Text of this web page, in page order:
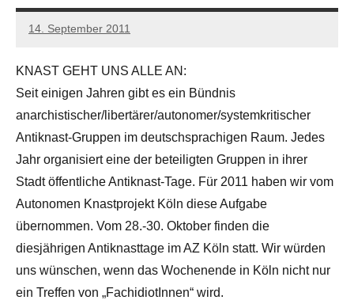
14. September 2011
admin
KNAST GEHT UNS ALLE AN:
Seit einigen Jahren gibt es ein Bündnis
anarchistischer/libertärer/autonomer/systemkritischer
Antiknast-Gruppen im deutschsprachigen Raum. Jedes
Jahr organisiert eine der beteiligten Gruppen in ihrer
Stadt öffentliche Antiknast-Tage. Für 2011 haben wir vom
Autonomen Knastprojekt Köln diese Aufgabe
übernommen. Vom 28.-30. Oktober finden die
diesjährigen Antiknasttage im AZ Köln statt. Wir würden
uns wünschen, wenn das Wochenende in Köln nicht nur
ein Treffen von „FachidiotInnen“ wird.